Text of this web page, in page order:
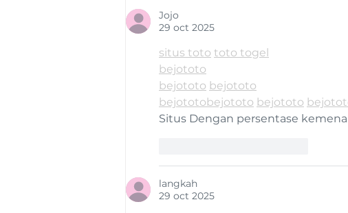
estudios de detección
temprana
Jojo
29 oct 2025
situs toto toto togel
bejototo
bejototo bejototo
bejototobejototo bejototo
Situs Dengan persentase
langkah
29 oct 2025